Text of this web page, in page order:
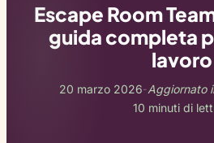
Escape Room
guida completa
lavoro
20 marzo 2026-Aggiornato
10 minuti di